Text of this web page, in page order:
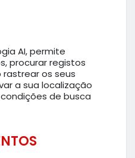
AI, permite
procurar registos
os seus
a sua localização
de busca